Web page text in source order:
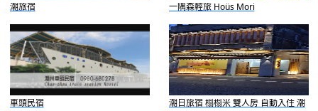
潮旅宿 一隅森輕旅 Hoüs Mori
車頭民宿 潮日旅宿 榻榻米 雙人房 自動入住 潮